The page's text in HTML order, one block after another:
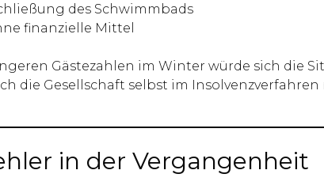
des Schwimmbads
finanzielle Mittel
Gästezahlen im Winter würde sich die
die Gesellschaft selbst im
in der Vergangenheit